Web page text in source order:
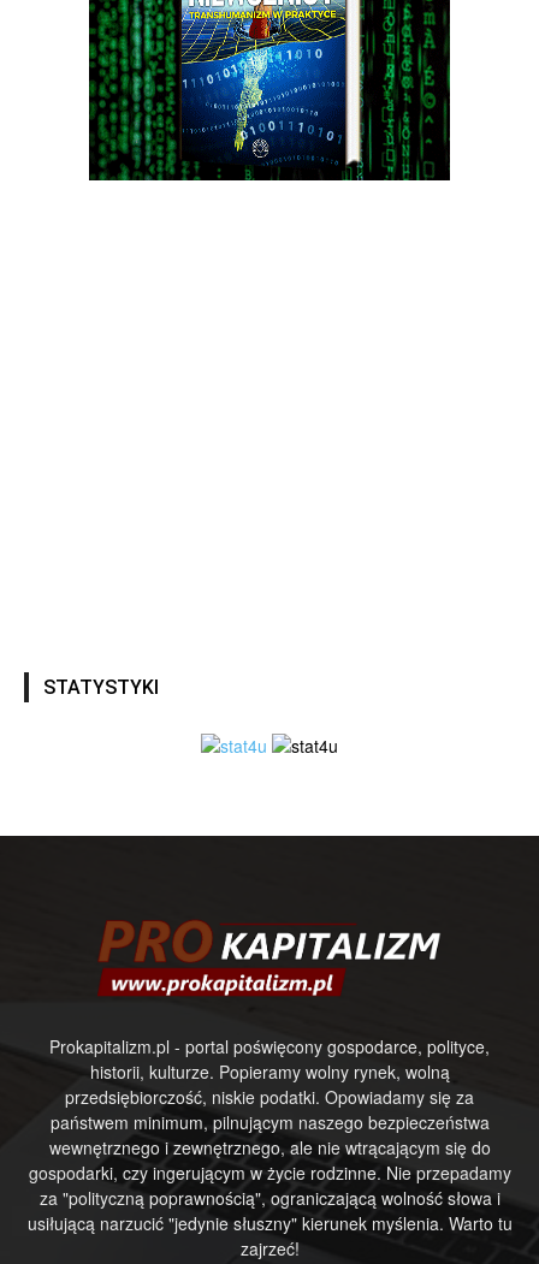
STATYSTYKI
Prokapitalizm.pl - portal poświęcony gospodarce, polityce,
historii, kulturze. Popieramy wolny rynek, wolną
przedsiębiorczość, niskie podatki. Opowiadamy się za
państwem minimum, pilnującym naszego bezpieczeństwa
wewnętrznego i zewnętrznego, ale nie wtrącającym się do
gospodarki, czy ingerującym w życie rodzinne. Nie przepadamy
za "polityczną poprawnością", ograniczającą wolność słowa i
usiłującą narzucić "jedynie słuszny" kierunek myślenia. Warto tu
zajrzeć!